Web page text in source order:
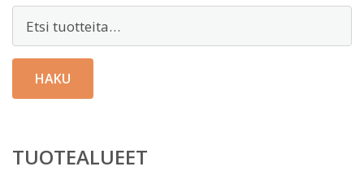
HAKU
TUOTEALUEET